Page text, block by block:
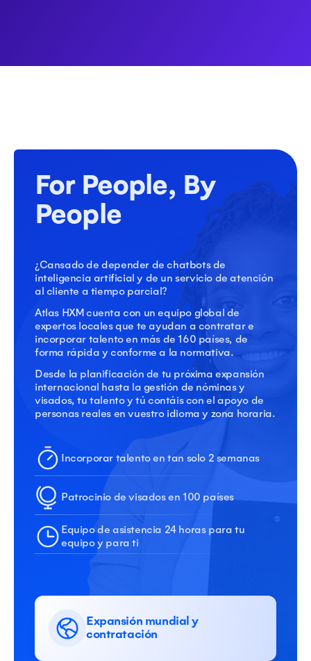
For People, By
People
¿Cansado de depender de chatbots de
inteligencia artificial y de un servicio de atención
al cliente a tiempo parcial?
Atlas HXM cuenta con un equipo global de
expertos locales que te ayudan a contratar e
incorporar talento en más de 160 países, de
forma rápida y conforme a la normativa.
Desde la planificación de tu próxima expansión
internacional hasta la gestión de nóminas y
visados, tu talento y tú contáis con el apoyo de
personas reales en vuestro idioma y zona horaria.
Incorporar talento en tan solo 2 semanas
Patrocinio de visados en 100 países
Equipo de asistencia 24 horas para tu
equipo y para ti
Expansión mundial y
contratación